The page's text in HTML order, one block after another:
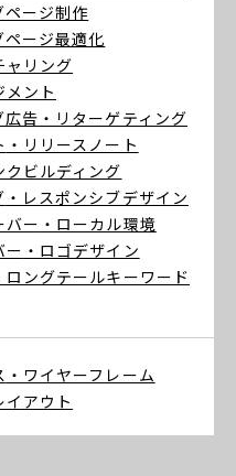
ページ制作
ページ最適化
ャリング
メント
広告 ・リターゲティング
・リリースノート
クビルディング
・レスポンシブデザイン
バー ・ローカル環境
ー ・ロゴデザイン
ロングテールキーワード
・ワイヤーフレーム
イアウト